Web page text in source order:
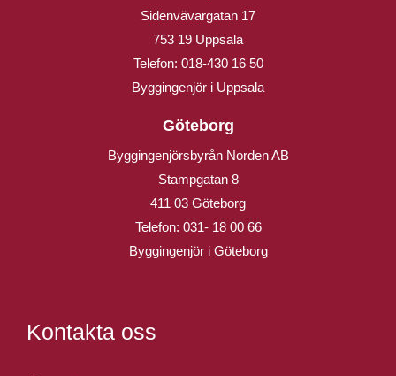
Sidenvävargatan 17
753 19 Uppsala
Telefon: 018-430 16 50
Byggingenjör i Uppsala
Göteborg
Byggingenjörsbyrån Norden AB
Stampgatan 8
411 03 Göteborg
Telefon: 031- 18 00 66
Byggingenjör i Göteborg
Kontakta oss